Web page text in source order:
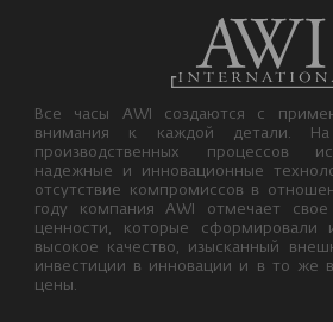
Все часы AWI создаются с
внимания к каждой детали. На
производственных процессов
надежные и инновационные
отсутствие компромиссов в
году компания AWI отмечает
ценности, которые сформировали
высокое качество, изысканный
инвестиции в инновации и в то же
цены.